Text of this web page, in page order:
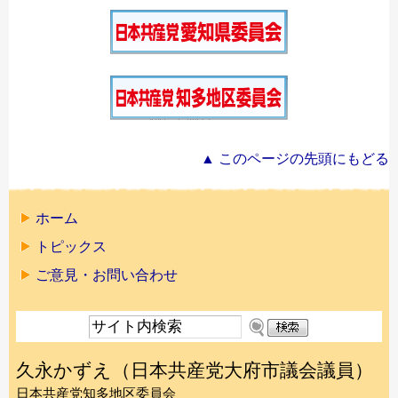
▲ このページの先頭にもどる
ホーム
トピックス
ご意見・お問い合わせ
久永かずえ（日本共産党大府市議会議員）
日本共産党知多地区委員会